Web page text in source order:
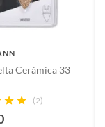
Cerámica 33
(2)